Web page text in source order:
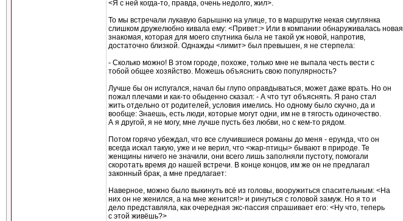
<Я с ней когда-то, правда, очень недолго, жил>.
То мы встречали лукавую барышню на улице, то в маршрутке некая смуглянка
слишком дружелюбно кивала ему: <Привет:> Или в компании обнаруживалась новая
знакомая, которая для моего спутника была не такой уж новой, напротив,
достаточно близкой. Однажды <лимит> был превышен, я не стерпела:
- Сколько можно! В этом городе, похоже, только мне не выпала честь вести с
тобой общее хозяйство. Можешь объяснить свою популярность?
Лучше бы он испугался, начал бы глупо оправдываться, может даже врать. Но он
пожал плечами и как-то обыденно сказал: - А что тут объяснять. Я рано стал
жить отдельно от родителей, условия имелись. Но одному было скучно, да и
вообще: Знаешь, есть люди, которые могут одни, им не в тягость одиночество.
А я другой, я не могу, мне лучше пусть без любви, но с кем-то рядом.
Потом горячо убеждал, что все случившиеся романы до меня - ерунда, что он
всегда искал такую, уже и не верил, что <жар-птицы> бывают в природе. Те
женщины ничего не значили, они всего лишь заполняли пустоту, помогали
скоротать время до нашей встречи. В конце концов, им же он не предлагал
законный брак, а мне предлагает:
Наверное, можно было выкинуть всё из головы, вооружиться спасительным: <На
них он не женился, а на мне женится!> и ринуться с головой замуж. Но я то и
дело представляла, как очередная экс-пассия спрашивает его: <Ну что, теперь
с этой живёшь?>